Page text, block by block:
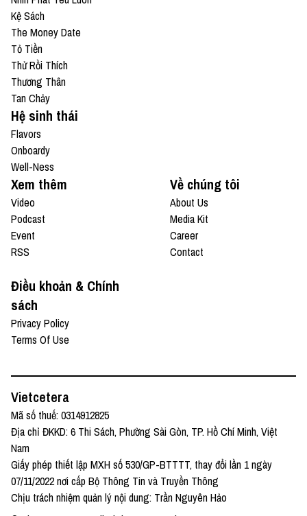
Kệ Sách
The Money Date
Tỏ Tiền
Thử Rồi Thích
Thương Thân
Tan Chảy
Hệ sinh thái
Flavors
Onboardy
Well-Ness
Xem thêm
Video
Podcast
Event
RSS
Về chúng tôi
About Us
Media Kit
Career
Contact
Điều khoản & Chính
sách
Privacy Policy
Terms Of Use
Vietcetera
Mã số thuế: 0314912825
Địa chỉ ĐKKD: 6 Thi Sách, Phường Sài Gòn, TP. Hồ Chí Minh, Việt
Nam
Giấy phép thiết lập MXH số 530/GP-BTTTT, thay đổi lần 1 ngày
07/11/2022 nơi cấp Bộ Thông Tin và Truyền Thông
Chịu trách nhiệm quản lý nội dung: Trần Nguyên Hảo